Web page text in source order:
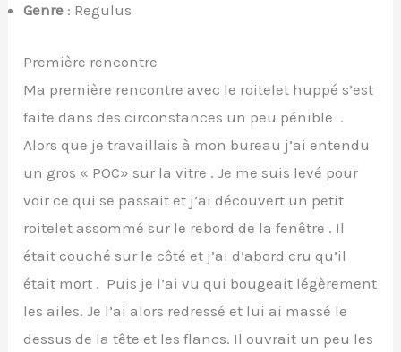
Genre : Regulus
Première rencontre
Ma première rencontre avec le roitelet huppé s’est
faite dans des circonstances un peu pénible .
Alors que je travaillais à mon bureau j’ai entendu
un gros « POC» sur la vitre . Je me suis levé pour
voir ce qui se passait et j’ai découvert un petit
roitelet assommé sur le rebord de la fenêtre . Il
était couché sur le côté et j’ai d’abord cru qu’il
était mort . Puis je l’ai vu qui bougeait légèrement
les ailes. Je l’ai alors redressé et lui ai massé le
dessus de la tête et les flancs. Il ouvrait un peu les